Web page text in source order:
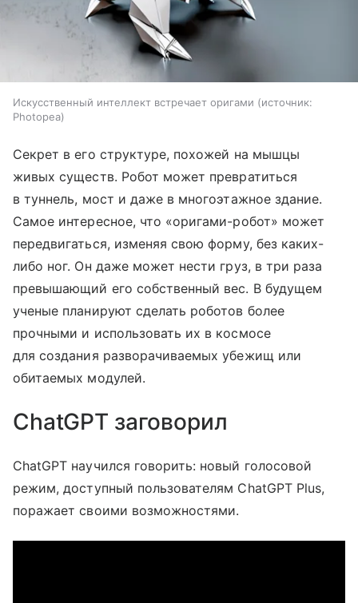
Искусственный интеллект встречает оригами
источник:
Photopea
Секрет в его структуре, похожей на мышцы
живых существ. Робот может превратиться
в туннель, мост и даже в многоэтажное здание.
Самое интересное, что «оригами-робот» может
передвигаться, изменяя свою форму, без каких-
либо ног. Он даже может нести груз, в три раза
превышающий его собственный вес. В будущем
ученые планируют сделать роботов более
прочными и использовать их в космосе
для создания разворачиваемых убежищ или
обитаемых модулей.
ChatGPT заговорил
ChatGPT научился говорить: новый голосовой
режим, доступный пользователям ChatGPT Plus,
поражает своими возможностями.